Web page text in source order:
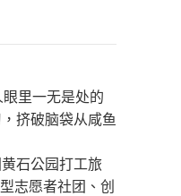
里一无是处的
挤破脑袋从咸鱼
石公园打工旅
志愿者社团、创